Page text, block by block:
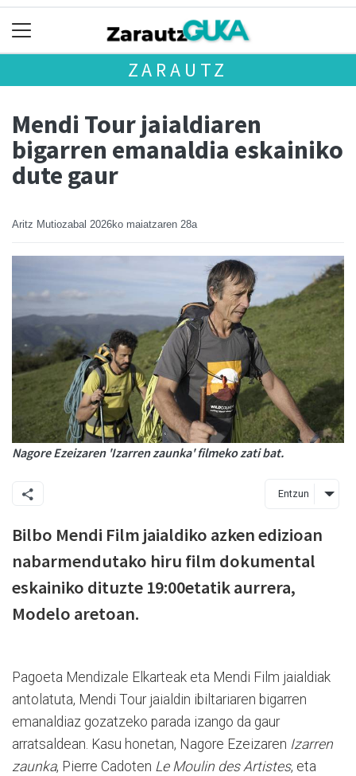
ZARAUTZ
Mendi Tour jaialdiaren
bigarren emanaldia eskainiko
dute gaur
Aritz Mutiozabal 2026ko maiatzaren 28a
Nagore Ezeizaren 'Izarren zaunka' filmeko zati bat.
Entzun
Bilbo Mendi Film jaialdiko azken edizioan
nabarmendutako hiru film dokumental
eskainiko dituzte 19:00etatik aurrera,
Modelo aretoan.
Pagoeta Mendizale Elkarteak eta Mendi Film jaialdiak
antolatuta, Mendi Tour jaialdin ibiltariaren bigarren
emanaldiaz gozatzeko parada izango da gaur
arratsaldean. Kasu honetan, Nagore Ezeizaren Izarren
zaunka, Pierre Cadoten Le Moulin des Artistes, eta